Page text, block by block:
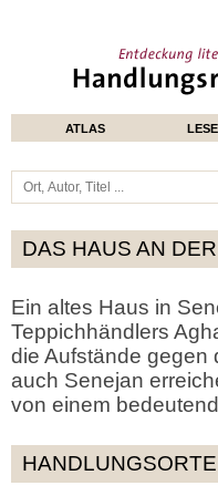
ATLAS
DAS HAUS AN
Ein altes Haus in
Teppichhändlers
die Aufstände gegen
auch Senejan
von einem
HANDLUNGSORTE